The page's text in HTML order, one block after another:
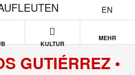
EN
KULTUR
MEHR
GUTIÉRREZ •